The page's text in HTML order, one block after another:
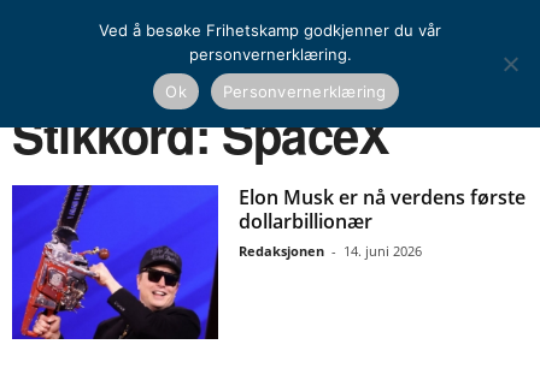
SpaceX
Stikkord: SpaceX
Elon Musk er nå verdens første
dollarbillionær
Redaksjonen - 14. juni 2026
Ved å besøke Frihetskamp godkjenner du vår
personvernerklæring.
Ok
Personvernerklæring